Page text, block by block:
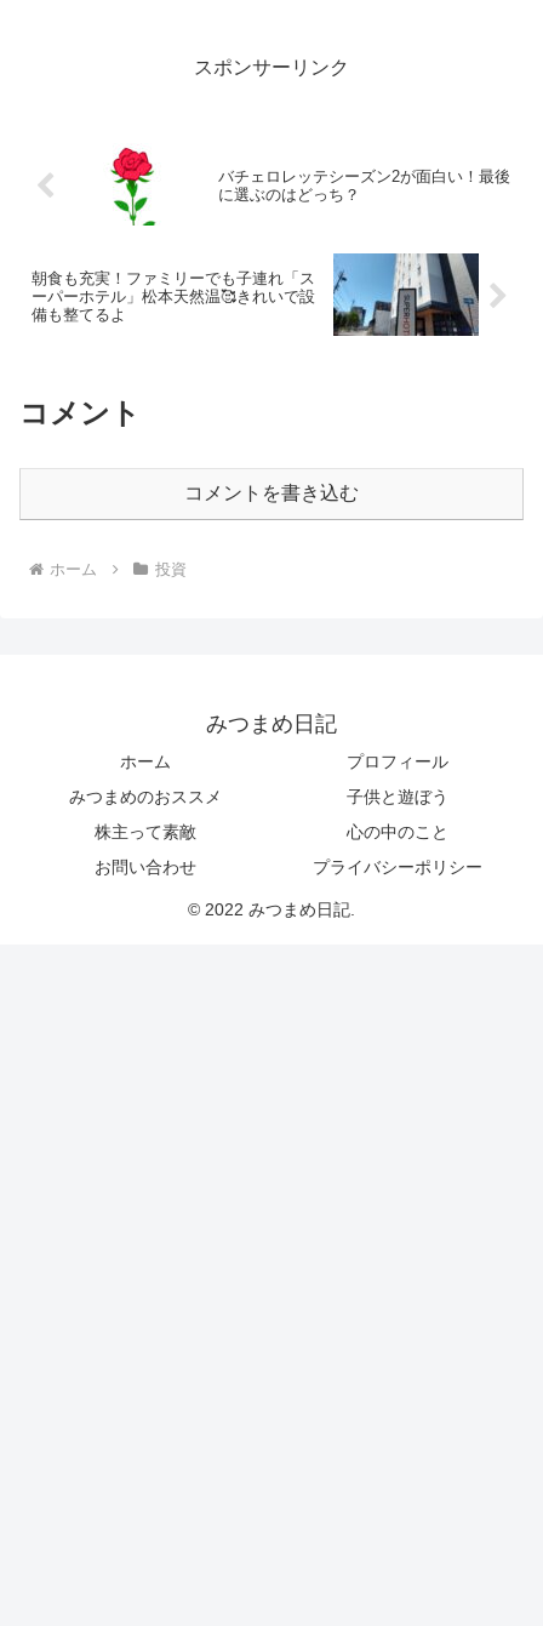
スポンサーリンク
バチェロレッテシーズン2が面白い！最後
に選ぶのはどっち？
朝食も充実！ファミリーでも子連れ「ス
ーパーホテル」松本天然温🥰きれいで設
備も整てるよ
コメント
コメントを書き込む
ホーム 投資
みつまめ日記
ホーム
プロフィール
みつまめのおススメ
子供と遊ぼう
株主って素敵
心の中のこと
お問い合わせ
プライバシーポリシー
© 2022 みつまめ日記.